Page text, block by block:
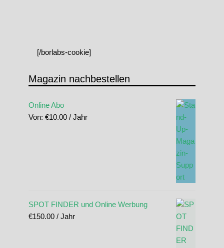
[/borlabs-cookie]
Magazin nachbestellen
Online Abo
Von: €10.00 / Jahr
SPOT FINDER und Online Werbung
€150.00 / Jahr